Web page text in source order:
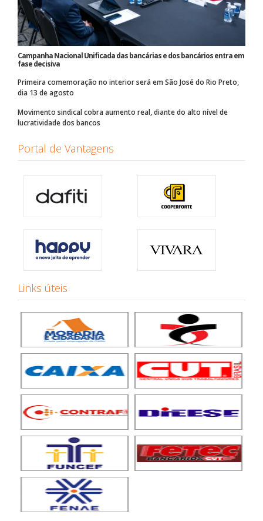
Campanha Nacional Unificada das bancárias e dos bancários entra em
fase decisiva
Primeira comemoração no interior será em São José do Rio Preto,
dia 13 de agosto
Movimento sindical cobra aumento real, diante do alto nível de
lucratividade dos bancos
Portal de Vantagens
Links úteis